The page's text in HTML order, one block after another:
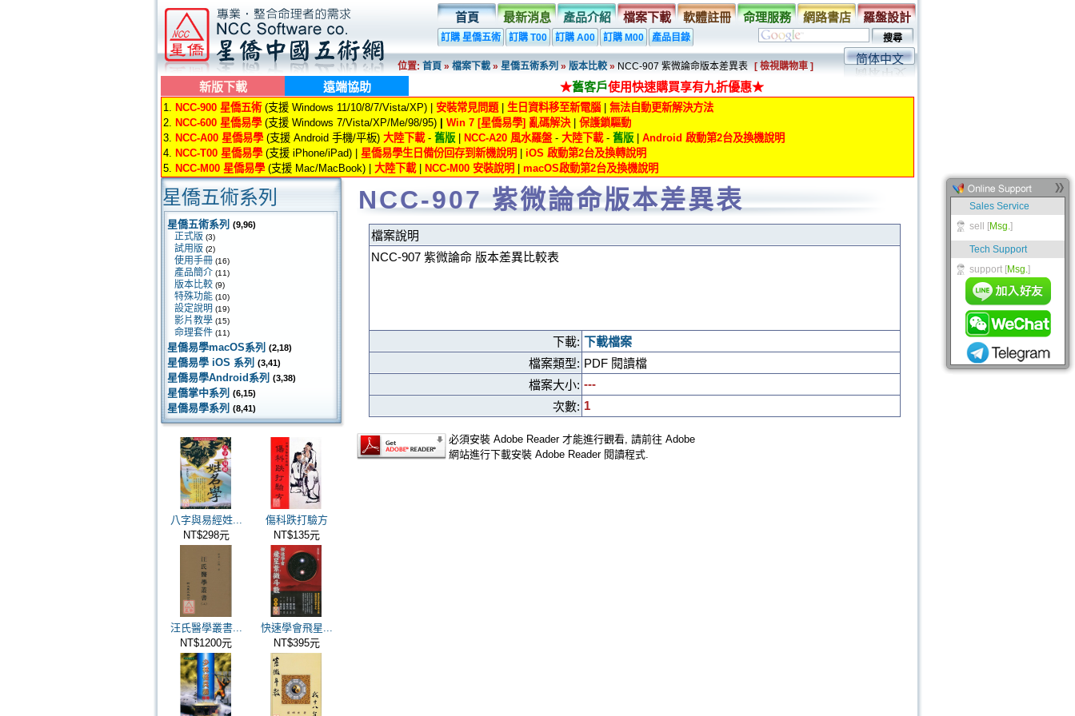
首頁 最新消息 產品介紹 檔案下載 軟體註冊 命理服務 網路書店 羅盤設計
訂購 星僑五術 訂購 T00 訂購 A00 訂購 M00 產品目錄
位置:首頁»檔案下載»星僑五術系列»版本比較»NCC-907 紫微論命版本差異表 [ 檢視購物車 ]
简体中文
新版下載 遠端協助 ★舊客戶使用快速購買享有九折優惠★
1. NCC-900 星僑五術(支援 Windows 11/10/8/7/Vista/XP) | 安裝常見問題| 生日資料移至新電腦| 無法自動更新解決方法
2. NCC-600 星僑易學(支援 Windows 7/Vista/XP/Me/98/95) Win 7 [星僑易學] 亂碼解決| 保護鎖驅動
3. NCC-A00 星僑易學(支援 Android 手機/平板) 大陸下載- 舊版 NCC-A20 風水羅盤- 大陸下載- 舊版
Android 啟動第2台及換機說明
4. NCC-T00 星僑易學(支援 iPhone/iPad) | 星僑易學生日備份回存到新機說明
iOS 啟動第2台及換轉說明
5. NCC-M00 星僑易學(支援 Mac/MacBook) | 大陸下載| NCC-M00 安裝說明 macOS啟動第2台及換機說明
星僑五術系列
星僑五術系列 (9,96)
正式版 (3)
試用版 (2)
使用手冊 (16)
產品簡介 (11)
版本比較 (9)
特殊功能 (10)
設定說明 (19)
影片教學 (15)
命理套件 (11)
星僑易學macOS系列 (2,18)
星僑易學 iOS 系列 (3,41)
星僑易學Android系列 (3,38)
星僑掌中系列 (6,15)
星僑易學系列 (8,41)
八字與易經姓...
NT$298元
傷科跌打驗方
NT$135元
汪氏醫學叢書...
NT$1200元
快速學會飛星...
NT$395元
NCC-907 紫微論命版本差異表
檔案說明
NCC-907 紫微論命 版本差異比較表
下載: 下載檔案
檔案類型: PDF 閱讀檔
檔案大小: ---
次數: 1
必須安裝 Adobe Reader 才能進行觀看, 請前往 Adobe
網站進行下載安裝 Adobe Reader 閱讀程式.